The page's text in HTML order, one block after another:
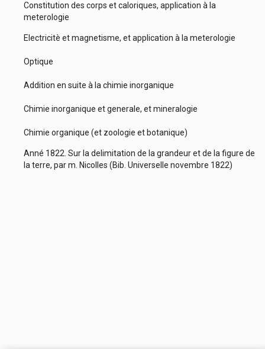
Constitution des corps et caloriques, application à la
meterologie
Electricitè et magnetisme, et application à la meterologie
Optique
Addition en suite à la chimie inorganique
Chimie inorganique et generale, et mineralogie
Chimie organique (et zoologie et botanique)
Anné 1822. Sur la delimitation de la grandeur et de la figure de
la terre, par m. Nicolles (Bib. Universelle novembre 1822)